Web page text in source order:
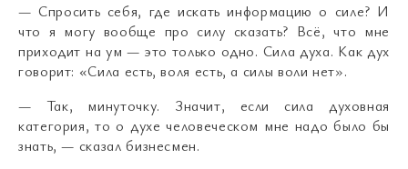
— Спросить себя, где искать информацию о силе? И
что я могу вообще про силу сказать? Всё, что мне
приходит на ум — это только одно. Сила духа. Как дух
говорит: «Сила есть, воля есть, а силы воли нет».
— Так, минуточку. Значит, если сила духовная
категория, то о духе человеческом мне надо было бы
знать, — сказал бизнесмен.